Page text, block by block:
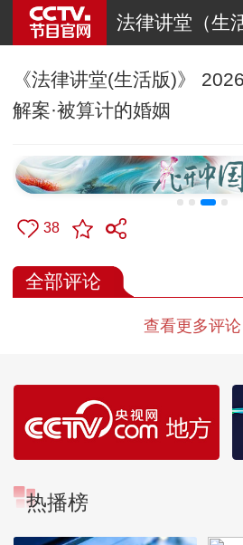
法律讲堂（生
《法律讲堂(生活版)》
解案·被算计的婚姻
38
全部评论
查看更多评论
热播榜